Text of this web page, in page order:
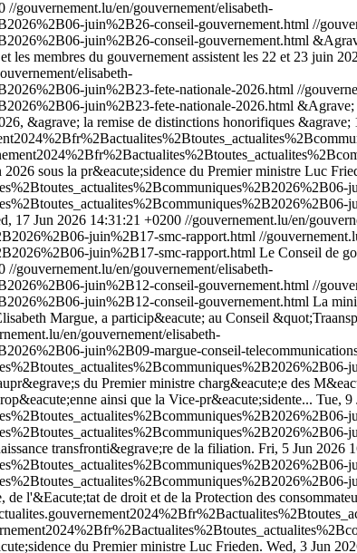
//gouvernement.lu/en/gouvernement/elisabeth-
juin%2B26-conseil-gouvernement.html //
juin%2B26-conseil-gouvernement.html
membres du gouvernement assistent les 22 et 23 juin
elisabeth-
juin%2B23-fete-nationale-2026.html //
juin%2B23-fete-nationale-2026.html &Agrave;
&agrave; la remise de distinctions honorifiques &agrave;
sous la pr&eacute;sidence du Premier ministre Luc
17 Jun 2026 14:31:21 +0200 //gouvernement.lu/en/
juin%2B17-smc-rapport.html //
juin%2B17-smc-rapport.html Le Conseil de
//gouvernement.lu/en/gouvernement/elisabeth-
juin%2B12-conseil-gouvernement.html //
juin%2B12-conseil-gouvernement.html La
Margue, a particip&eacute; au Conseil
en/gouvernement/elisabeth-
juin%2B09-margue-conseil-
du Premier ministre charg&eacute;e des
ainsi que la Vice-pr&eacute;sidente... Tue, 9
transfronti&egrave;re de la filiation. Fri, 5 Jun 2026
l'&Eacute;tat de droit et de la Protection des
du Premier ministre Luc Frieden. Wed, 3 Jun